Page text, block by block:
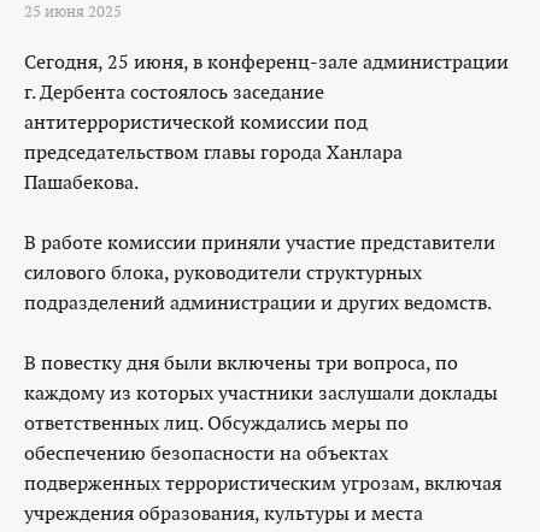
25 июня 2025
Сегодня, 25 июня, в конференц-зале администрации
г. Дербента состоялось заседание
антитеррористической комиссии под
председательством главы города Ханлара
Пашабекова.
В работе комиссии приняли участие представители
силового блока, руководители структурных
подразделений администрации и других ведомств.
В повестку дня были включены три вопроса, по
каждому из которых участники заслушали доклады
ответственных лиц. Обсуждались меры по
обеспечению безопасности на объектах
подверженных террористическим угрозам, включая
учреждения образования, культуры и места